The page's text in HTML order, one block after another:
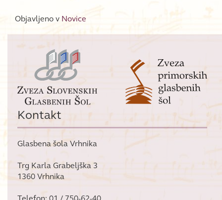
Objavljeno v Novice
Kontakt
Glasbena šola Vrhnika
Trg Karla Grabeljška 3
1360 Vrhnika